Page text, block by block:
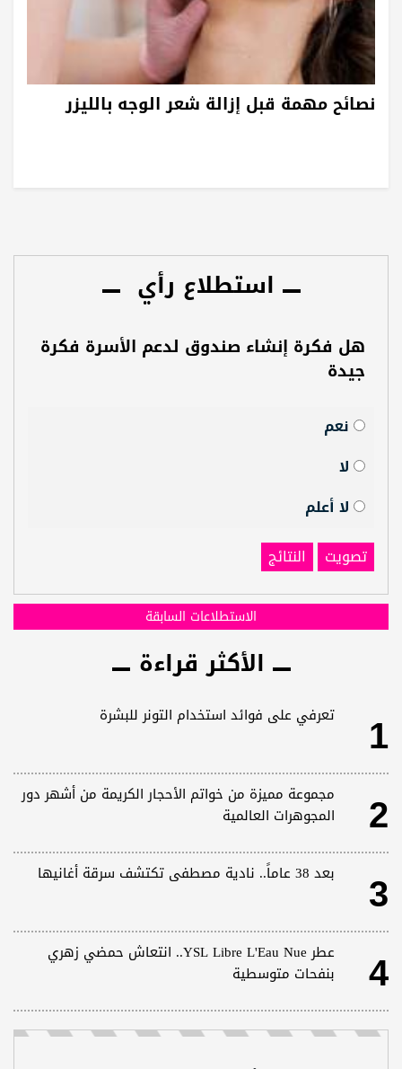
نصائح مهمة قبل إزالة شعر الوجه بالليزر
استطلاع رأي
هل فكرة إنشاء صندوق لدعم الأسرة فكرة
جيدة
نعم
لا
لا أعلم
تصويت
النتائج
الاستطلاعات السابقة
الأكثر قراءة
1 تعرفي على فوائد استخدام التونر للبشرة
2
مجموعة مميزة من خواتم الأحجار الكريمة من أشهر دور
المجوهرات العالمية
3 بعد 38 عاماً.. نادية مصطفى تكتشف سرقة أغانيها
4
عطر YSL Libre L'Eau Nue.. انتعاش حمضي زهري
بنفحات متوسطية